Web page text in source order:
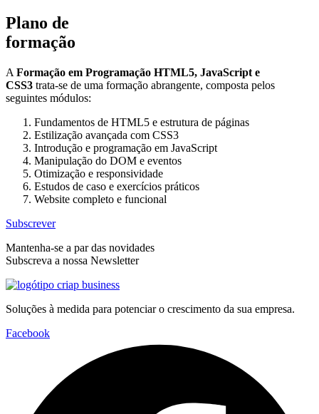
Plano de
formação
A Formação em Programação HTML5, JavaScript e
CSS3 trata-se de uma formação abrangente, composta pelos
seguintes módulos:
Fundamentos de HTML5 e estrutura de páginas
Estilização avançada com CSS3
Introdução e programação em JavaScript
Manipulação do DOM e eventos
Otimização e responsividade
Estudos de caso e exercícios práticos
Website completo e funcional
Subscrever
Mantenha-se a par das novidades
Subscreva a nossa Newsletter
Soluções à medida para potenciar o crescimento da sua empresa.
Facebook